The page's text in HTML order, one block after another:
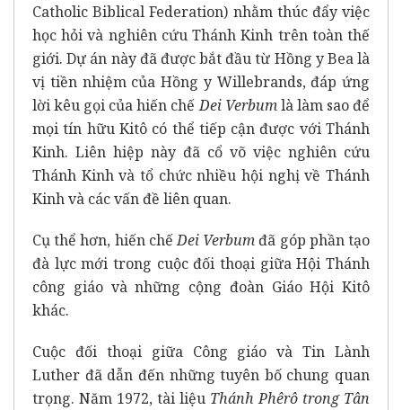
Catholic Biblical Federation) nhằm thúc đẩy việc
học hỏi và nghiên cứu Thánh Kinh trên toàn thế
giới. Dự án này đã được bắt đầu từ Hồng y Bea là
vị tiền nhiệm của Hồng y Willebrands, đáp ứng
lời kêu gọi của hiến chếDei Verbumlà làm sao để
mọi tín hữu Kitô có thể tiếp cận được với Thánh
Kinh. Liên hiệp này đã cổ võ việc nghiên cứu
Thánh Kinh và tổ chức nhiều hội nghị về Thánh
Kinh và các vấn đề liên quan.
Cụ thể hơn, hiến chếDei Verbum đã góp phần tạo
đà lực mới trong cuộc đối thoại giữa Hội Thánh
công giáo và những cộng đoàn Giáo Hội Kitô
khác.
Cuộc đối thoại giữa Công giáo và Tin Lành
Luther đã dẫn đến những tuyên bố chung quan
trọng. Năm 1972, tài liệu Thánh Phêrô trong Tân